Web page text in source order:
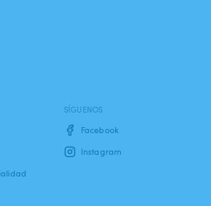
SÍGUENOS
Facebook
Instagram